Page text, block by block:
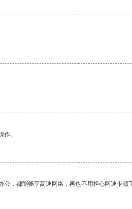
。
，都能畅享高速网络，再也不用担心网速卡